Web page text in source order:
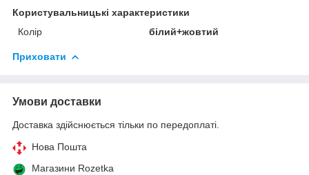
Користувальницькі характеристики
Колір
білий+жовтий
Приховати
Умови доставки
Доставка здійснюється тільки по передоплаті.
Нова Пошта
Магазини Rozetka